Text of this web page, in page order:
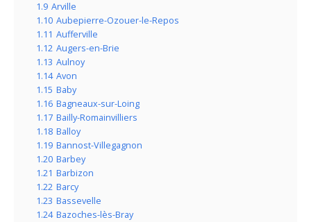
1.9 Arville
1.10 Aubepierre-Ozouer-le-Repos
1.11 Aufferville
1.12 Augers-en-Brie
1.13 Aulnoy
1.14 Avon
1.15 Baby
1.16 Bagneaux-sur-Loing
1.17 Bailly-Romainvilliers
1.18 Balloy
1.19 Bannost-Villegagnon
1.20 Barbey
1.21 Barbizon
1.22 Barcy
1.23 Bassevelle
1.24 Bazoches-lès-Bray